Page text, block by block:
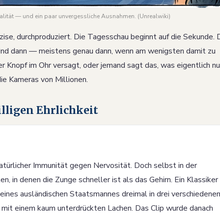
— und ein paar unvergessliche Ausnahmen. (Unrealwiki)
durchproduziert. Die Tagesschau beginnt auf die Sekunde.
dann — meistens genau dann, wenn am wenigsten damit zu
im Ohr versagt, oder jemand sagt das, was eigentlich
Kameras von Millionen.
Ehrlichkeit
Immunität gegen Nervosität. Doch selbst in der
in denen die Zunge schneller ist als das Gehirn. Ein Klassiker
ausländischen Staatsmannes dreimal in drei verschiedenen
einem kaum unterdrückten Lachen. Das Clip wurde danach